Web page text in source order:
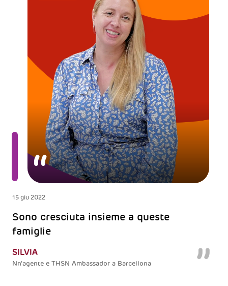
15 giu 2022
Sono cresciuta insieme a queste
famiglie
SILVIA
Nn’agente e THSN Ambassador a Barcellona